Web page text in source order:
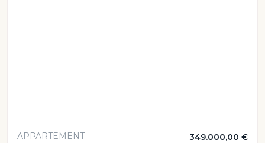
APPARTEMENT 349.000,00 €